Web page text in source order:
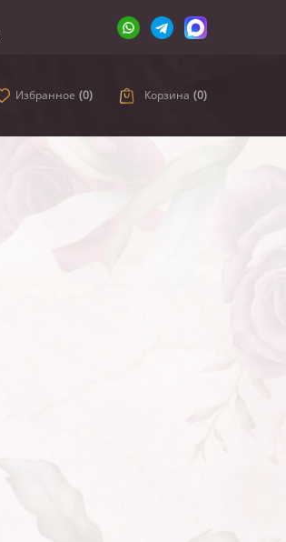
Избранное (0) Корзина (0)